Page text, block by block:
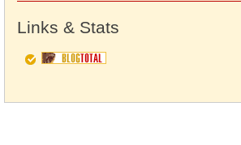
Links & Stats